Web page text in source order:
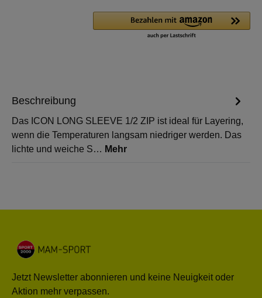
Beschreibung
Das ICON LONG SLEEVE 1/2 ZIP ist ideal für Layering,
wenn die Temperaturen langsam niedriger werden. Das
lichte und weiche S… Mehr
Jetzt Newsletter abonnieren und keine Neuigkeit oder
Aktion mehr verpassen.